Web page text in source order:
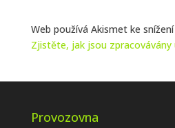
Web používá Akismet ke
Zjistěte, jak jsou
Provozovna